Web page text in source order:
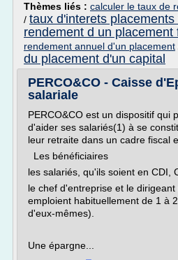
Thèmes liés : calculer le taux de
/ taux d'interets
rendement d un placement
rendement annuel d'un placement
du placement d'un capital
PERCO&CO - Caisse
salariale
PERCO&CO est un dispositif qui
d'aider ses salariés(1) à se
leur retraite dans un cadre fiscal
Les bénéficiaires
les salariés, qu'ils soient en CDI,
le chef d'entreprise et le
emploient habituellement de 1 à
d'eux-mêmes).
Une épargne...